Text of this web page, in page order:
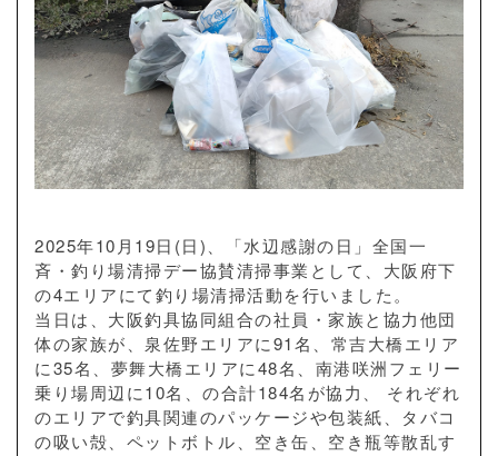
2025年10月19日(日)、「水辺感謝の日」全国一
斉・釣り場清掃デー協賛清掃事業として、大阪府下
の4エリアにて釣り場清掃活動を行いました。
当日は、大阪釣具協同組合の社員・家族と協力他団
体の家族が、泉佐野エリアに91名、常吉大橋エリア
に35名、夢舞大橋エリアに48名、南港咲洲フェリー
乗り場周辺に10名、の合計184名が協力、 それぞれ
のエリアで釣具関連のパッケージや包装紙、タバコ
の吸い殻、ペットボトル、空き缶、空き瓶等散乱す